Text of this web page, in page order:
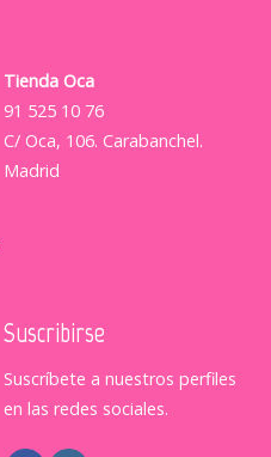
Tienda Oca
91 525 10 76
C/ Oca, 106. Carabanchel.
Madrid
Suscribirse
Suscríbete a nuestros perfiles
en las redes sociales.